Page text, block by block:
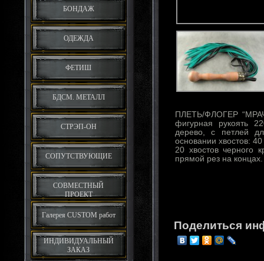
БОНДАЖ
ОДЕЖДА
ФЕТИШ
БДСМ. МЕТАЛЛ
СТРЭП-ОН
СОПУТСТВУЮЩИЕ
СОВМЕСТНЫЙ
ПРОЕКТ
Галерея CUSTOM работ
ИНДИВИДУАЛЬНЫЙ
ЗАКАЗ
ПЛЕТЬ/ФЛОГЕР
фигурная рукоять
дерево, с петлей
основании хвостов:
20 хвостов черного
прямой рез на концах.
Поделиться